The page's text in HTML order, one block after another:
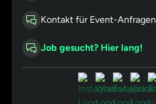
Kontakt für Event-Anfragen
Job gesucht? Hier lang!